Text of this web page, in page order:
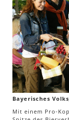
Bayerisches
Mit einem Pro-